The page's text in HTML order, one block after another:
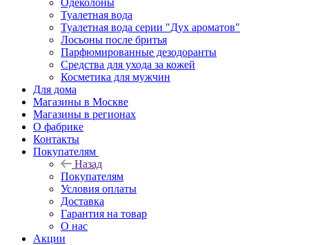
Одеколоны
Туалетная вода
Туалетная вода серии "Дух ароматов"
Лосьоны после бритья
Парфюмированные дезодоранты
Средства для ухода за кожей
Косметика для мужчин
Для дома
Магазины в Москве
Магазины в регионах
О фабрике
Контакты
Покупателям
Назад
Покупателям
Условия оплаты
Доставка
Гарантия на товар
О нас
Акции